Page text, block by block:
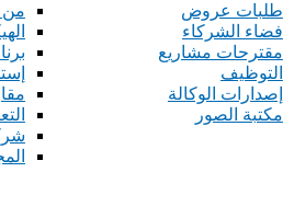
من
طلبات عروض
فضاء الشركاء
مقترحات مشاريع
التوظيف
إصدارات الوكالة
مكتبة الصور